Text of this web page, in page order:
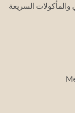
السريعة